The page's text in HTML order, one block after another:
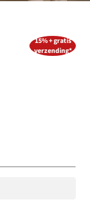
15% + gratis
verzending*